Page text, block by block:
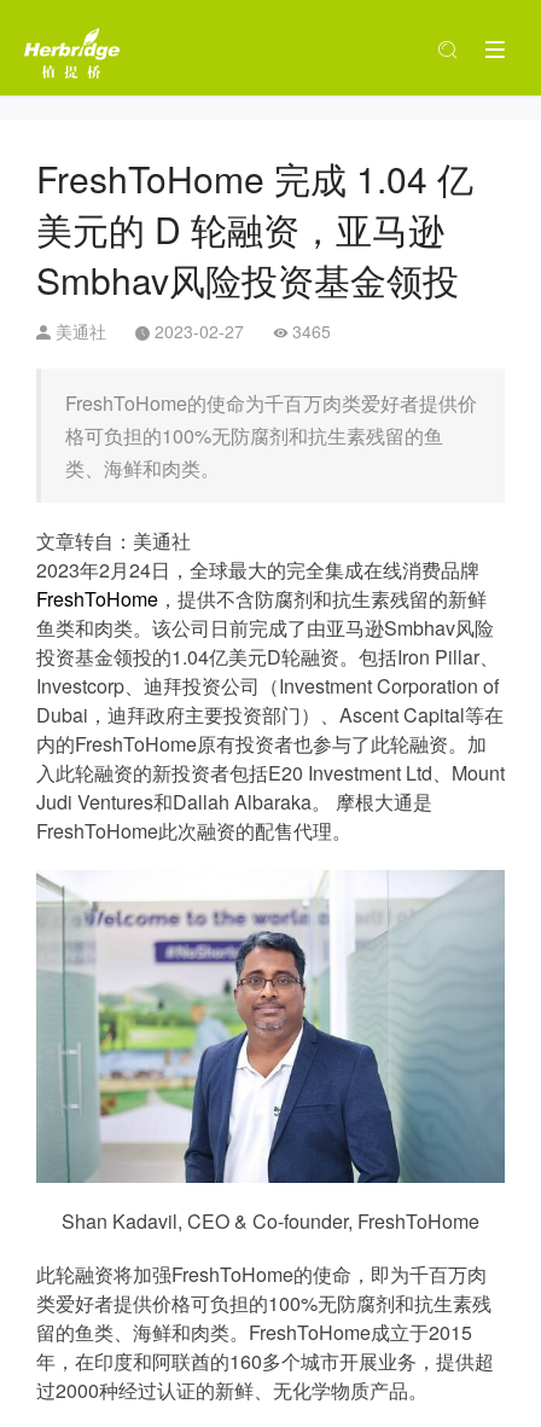
FreshToHome 完成 1.04 亿
美元的 D 轮融资，亚马逊
Smbhav风险投资基金领投
美通社 2023-02-27 3465
FreshToHome的使命为千百万肉类爱好者提供价
格可负担的100%无防腐剂和抗生素残留的鱼
类、海鲜和肉类。
文章转自：美通社
2023年2月24日，全球最大的完全集成在线消费品牌
FreshToHome ，提供不含防腐剂和抗生素残留的新鲜
鱼类和肉类。该公司日前完成了由亚马逊Smbhav风险
投资基金领投的1.04亿美元D轮融资。包括Iron Pillar、
Investcorp、迪拜投资公司（Investment Corporation of
Dubai，迪拜政府主要投资部门）、Ascent Capital等在
内的FreshToHome原有投资者也参与了此轮融资。加
入此轮融资的新投资者包括E20 Investment Ltd、Mount
Judi Ventures和Dallah Albaraka。 摩根大通是
FreshToHome此次融资的配售代理。
Shan Kadavil, CEO & Co-founder, FreshToHome
此轮融资将加强FreshToHome的使命，即为千百万肉
类爱好者提供价格可负担的100%无防腐剂和抗生素残
留的鱼类、海鲜和肉类。FreshToHome成立于2015
年，在印度和阿联酋的160多个城市开展业务，提供超
过2000种经过认证的新鲜、无化学物质产品。